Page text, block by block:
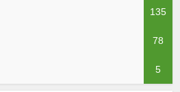
135
78
5